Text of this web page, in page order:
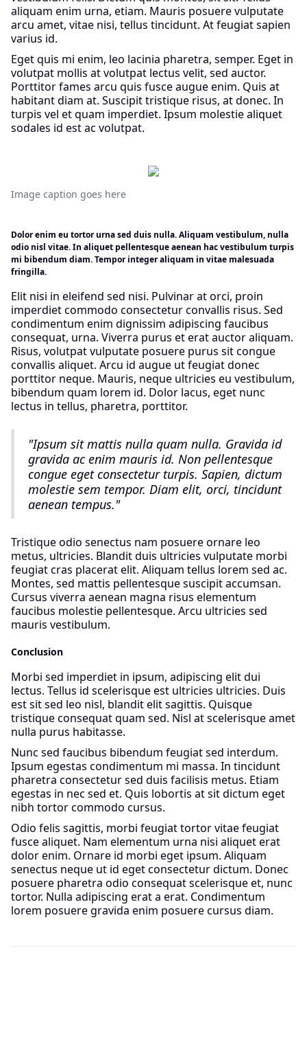
aliquam enim urna, etiam. Mauris posuere vulputate
arcu amet, vitae nisi, tellus tincidunt. At feugiat sapien
varius id.
Eget quis mi enim, leo lacinia pharetra, semper. Eget in
volutpat mollis at volutpat lectus velit, sed auctor.
Porttitor fames arcu quis fusce augue enim. Quis at
habitant diam at. Suscipit tristique risus, at donec. In
turpis vel et quam imperdiet. Ipsum molestie aliquet
sodales id est ac volutpat.
Image caption goes here
Dolor enim eu tortor urna sed duis nulla. Aliquam vestibulum, nulla
odio nisl vitae. In aliquet pellentesque aenean hac vestibulum turpis
mi bibendum diam. Tempor integer aliquam in vitae malesuada
fringilla.
Elit nisi in eleifend sed nisi. Pulvinar at orci, proin
imperdiet commodo consectetur convallis risus. Sed
condimentum enim dignissim adipiscing faucibus
consequat, urna. Viverra purus et erat auctor aliquam.
Risus, volutpat vulputate posuere purus sit congue
convallis aliquet. Arcu id augue ut feugiat donec
porttitor neque. Mauris, neque ultricies eu vestibulum,
bibendum quam lorem id. Dolor lacus, eget nunc
lectus in tellus, pharetra, porttitor.
"Ipsum sit mattis nulla quam nulla. Gravida id
gravida ac enim mauris id. Non pellentesque
congue eget consectetur turpis. Sapien, dictum
molestie sem tempor. Diam elit, orci, tincidunt
aenean tempus."
Tristique odio senectus nam posuere ornare leo
metus, ultricies. Blandit duis ultricies vulputate morbi
feugiat cras placerat elit. Aliquam tellus lorem sed ac.
Montes, sed mattis pellentesque suscipit accumsan.
Cursus viverra aenean magna risus elementum
faucibus molestie pellentesque. Arcu ultricies sed
mauris vestibulum.
Conclusion
Morbi sed imperdiet in ipsum, adipiscing elit dui
lectus. Tellus id scelerisque est ultricies ultricies. Duis
est sit sed leo nisl, blandit elit sagittis. Quisque
tristique consequat quam sed. Nisl at scelerisque amet
nulla purus habitasse.
Nunc sed faucibus bibendum feugiat sed interdum.
Ipsum egestas condimentum mi massa. In tincidunt
pharetra consectetur sed duis facilisis metus. Etiam
egestas in nec sed et. Quis lobortis at sit dictum eget
nibh tortor commodo cursus.
Odio felis sagittis, morbi feugiat tortor vitae feugiat
fusce aliquet. Nam elementum urna nisi aliquet erat
dolor enim. Ornare id morbi eget ipsum. Aliquam
senectus neque ut id eget consectetur dictum. Donec
posuere pharetra odio consequat scelerisque et, nunc
tortor. Nulla adipiscing erat a erat. Condimentum
lorem posuere gravida enim posuere cursus diam.